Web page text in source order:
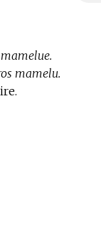
mamelu.